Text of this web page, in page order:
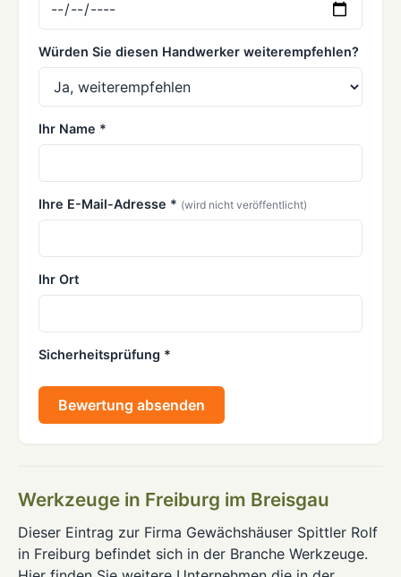
Würden Sie diesen Handwerker weiterempfehlen?
Ihr Name *
Ihre E-Mail-Adresse * (wird nicht veröffentlicht)
Ihr Ort
Sicherheitsprüfung *
Bewertung absenden
Werkzeuge in Freiburg im Breisgau
Dieser Eintrag zur Firma Gewächshäuser Spittler Rolf
in Freiburg befindet sich in der Branche Werkzeuge.